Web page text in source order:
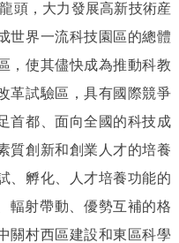
，大力發展高新技術産
世界一流科技園區的總體
，使其儘快成為推動科教
革試驗區，具有國際競爭
首都、面向全國的科技成
質創新和創業人才的培養
、孵化、人才培養功能的
輻射帶動、優勢互補的格
關村西區建設和東區科學